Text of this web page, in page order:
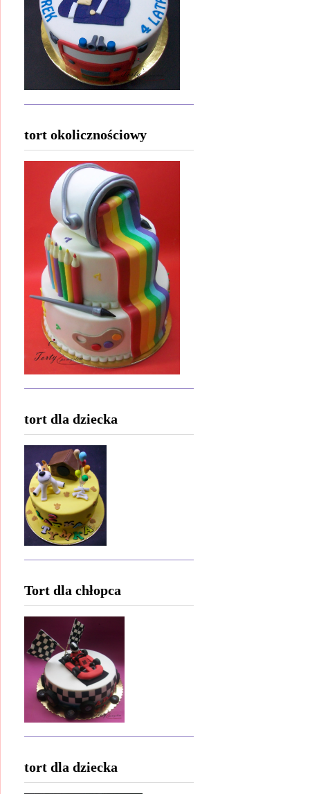
tort okolicznościowy
tort dla dziecka
Tort dla chłopca
tort dla dziecka